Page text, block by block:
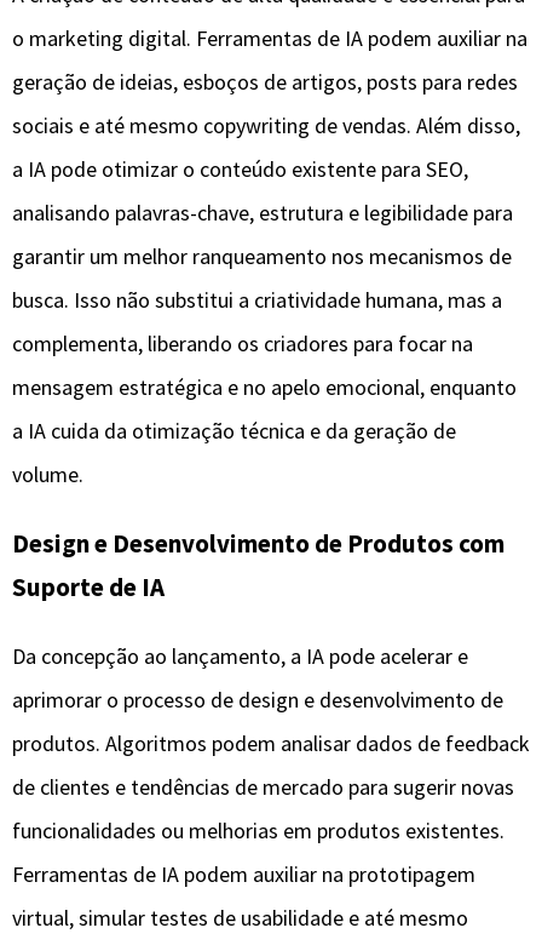
o marketing digital. Ferramentas de IA podem auxiliar na
geração de ideias, esboços de artigos, posts para redes
sociais e até mesmo copywriting de vendas. Além disso,
a IA pode otimizar o conteúdo existente para SEO,
analisando palavras-chave, estrutura e legibilidade para
garantir um melhor ranqueamento nos mecanismos de
busca. Isso não substitui a criatividade humana, mas a
complementa, liberando os criadores para focar na
mensagem estratégica e no apelo emocional, enquanto
a IA cuida da otimização técnica e da geração de
volume.
Design e Desenvolvimento de Produtos com
Suporte de IA
Da concepção ao lançamento, a IA pode acelerar e
aprimorar o processo de design e desenvolvimento de
produtos. Algoritmos podem analisar dados de feedback
de clientes e tendências de mercado para sugerir novas
funcionalidades ou melhorias em produtos existentes.
Ferramentas de IA podem auxiliar na prototipagem
virtual, simular testes de usabilidade e até mesmo